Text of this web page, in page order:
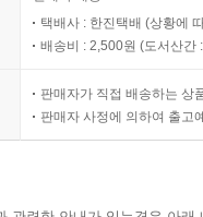
택배사 : 한진택배 (상황에
배송비 : 2,500원 (도서산간
판매자가 직접 배송하는 상
판매자 사정에 의하여 출고